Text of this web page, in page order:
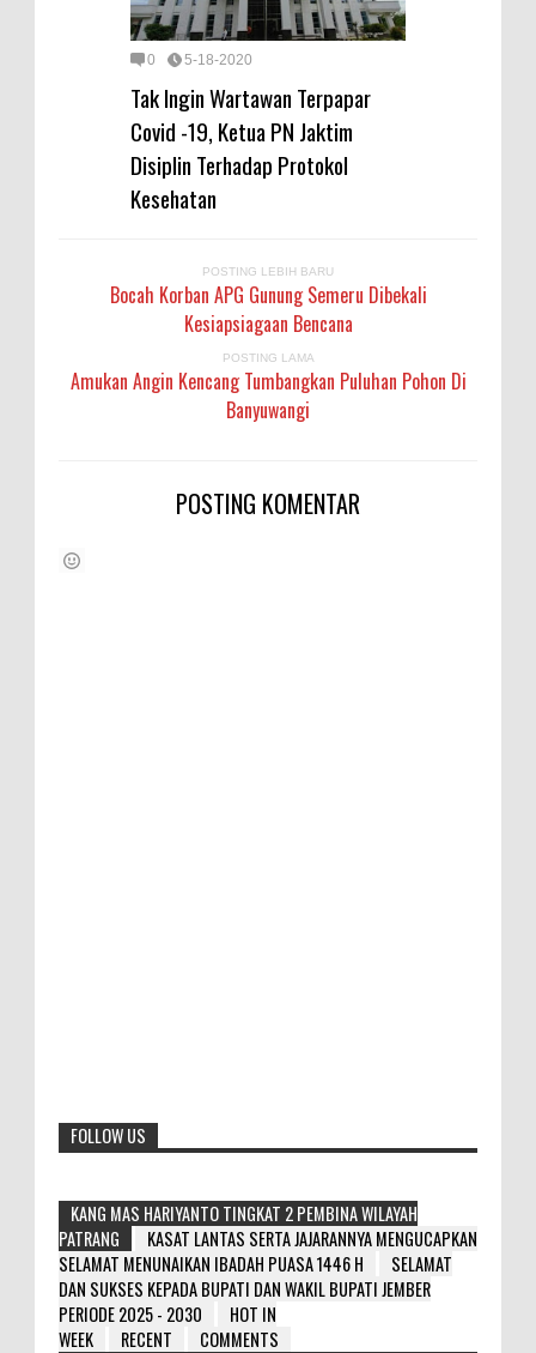
0 5-18-2020
Tak Ingin Wartawan Terpapar
Covid -19, Ketua PN Jaktim
Disiplin Terhadap Protokol
Kesehatan
POSTING LEBIH BARU
Bocah Korban APG Gunung Semeru Dibekali
Kesiapsiagaan Bencana
POSTING LAMA
Amukan Angin Kencang Tumbangkan Puluhan Pohon Di
Banyuwangi
POSTING KOMENTAR
FOLLOW US
KANG MAS HARIYANTO TINGKAT 2 PEMBINA WILAYAH
PATRANG
KASAT LANTAS SERTA JAJARANNYA MENGUCAPKAN
SELAMAT MENUNAIKAN IBADAH PUASA 1446 H
SELAMAT
DAN SUKSES KEPADA BUPATI DAN WAKIL BUPATI JEMBER
PERIODE 2025 - 2030
HOT IN
WEEK
RECENT COMMENTS